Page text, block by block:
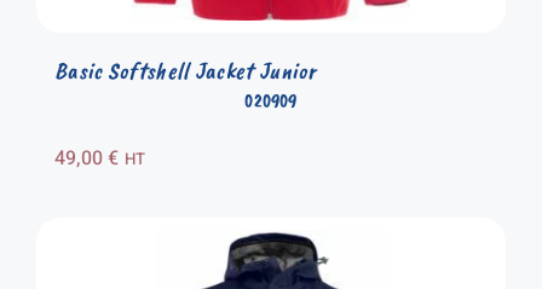
020909
Basic Softshell Jacket Junior
49,00€ HT